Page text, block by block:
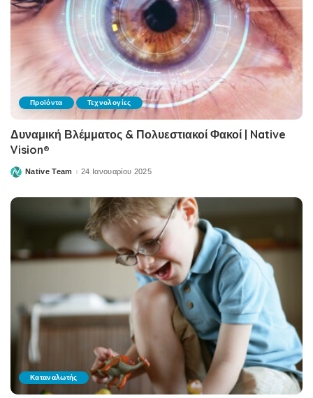
Προϊόντα Τεχνολογίες
Δυναμική Βλέμματος & Πολυεστιακοί Φακοί | Native
Vision®
PostedNative Team 24 Ιανουαρίου 2025
Καταναλωτής